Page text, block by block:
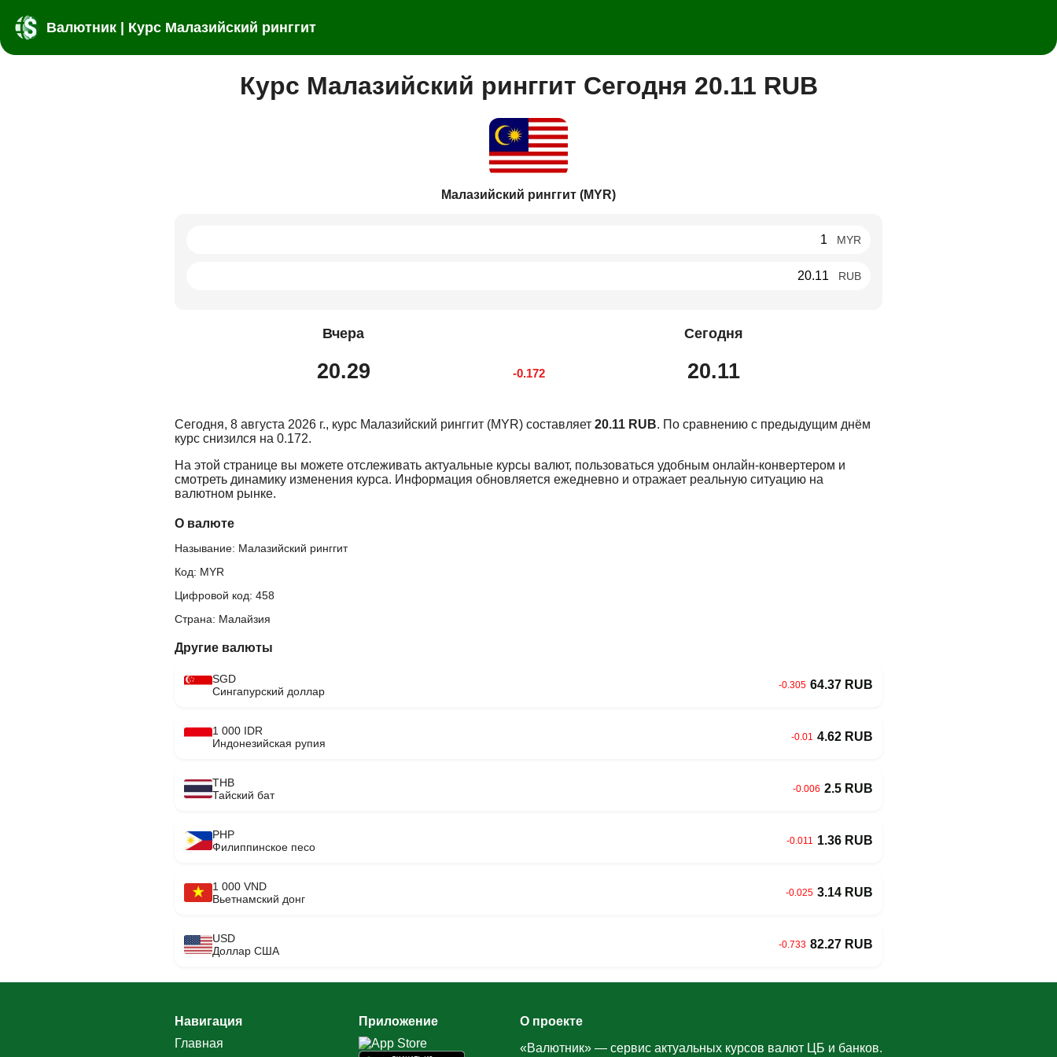
Валютник | Курс Малазийский ринггит
Курс Малазийский ринггит Сегодня 20.11 RUB
Малазийский ринггит (MYR)
MYR
RUB
Вчера
20.29 -0.172
Сегодня
20.11
Сегодня, 8 августа 2026 г., курс Малазийский ринггит (MYR) составляет 20.11 RUB. По сравнению с предыдущим днём
курс снизился на 0.172.
На этой странице вы можете отслеживать актуальные курсы валют, пользоваться удобным онлайн-конвертером и
смотреть динамику изменения курса. Информация обновляется ежедневно и отражает реальную ситуацию на
валютном рынке.
О валюте
Называние: Малазийский ринггит
Код: MYR
Цифровой код: 458
Страна: Малайзия
Другие валюты
SGD
Сингапурский доллар
-0.305 64.37 RUB
1 000 IDR
Индонезийская рупия
-0.01 4.62 RUB
THB
Тайский бат
-0.006 2.5 RUB
PHP
Филиппинское песо
-0.011 1.36 RUB
1 000 VND
Вьетнамский донг
-0.025 3.14 RUB
USD
Доллар США
-0.733 82.27 RUB
Навигация
Главная
Приложение
О проекте
«Валютник» — сервис актуальных курсов валют ЦБ и банков.